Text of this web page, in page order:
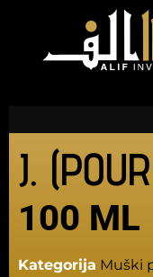
J.
100 ML
Kategorija Muški